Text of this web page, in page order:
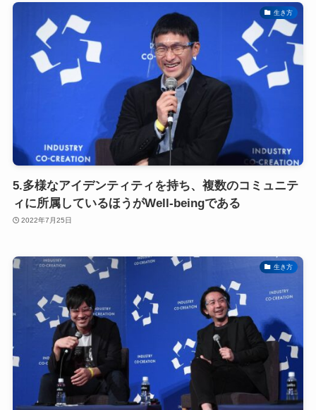
生き方
5.多様なアイデンティティを持ち、複数のコミュニテ
ィに所属しているほうがWell-beingである
2022年7月25日
生き方